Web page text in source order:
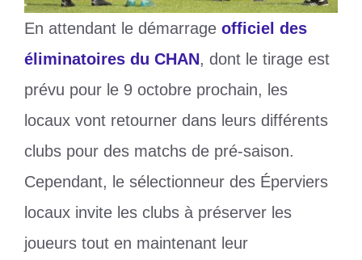
En attendant le démarrage officiel des
éliminatoires du CHAN, dont le tirage est
prévu pour le 9 octobre prochain, les
locaux vont retourner dans leurs différents
clubs pour des matchs de pré-saison.
Cependant, le sélectionneur des Éperviers
locaux invite les clubs à préserver les
joueurs tout en maintenant leur